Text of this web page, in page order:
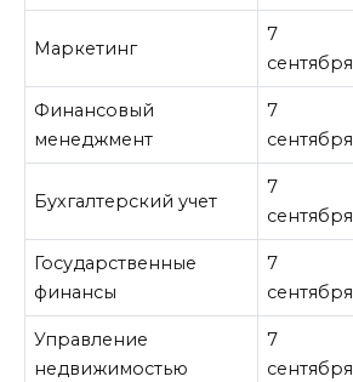
Маркетинг
7
сентября
Финансовый
менеджмент
7
сентября
Бухгалтерский учет
7
сентября
Государственные
финансы
7
сентября
Управление
недвижимостью
7
сентября